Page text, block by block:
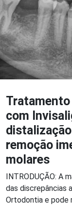
com
remoção
molares
INTRODUÇÃO: A
das discrepâncias
Ortodontia e pode